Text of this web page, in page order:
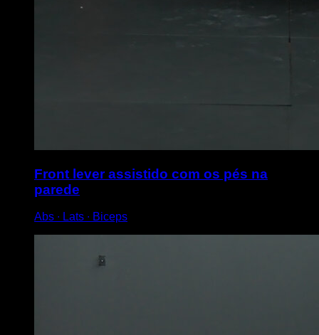
Front lever assistido com os pés na
parede
Abs ∙ Lats ∙ Biceps